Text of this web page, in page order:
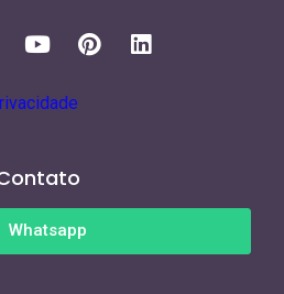
Whatsapp